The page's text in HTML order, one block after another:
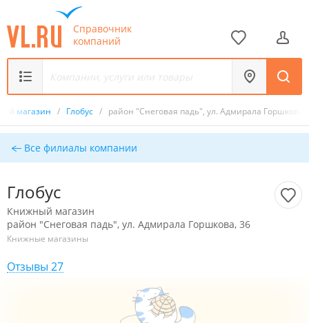
Справочник
компаний
магазин / Глобус / район "Снеговая падь", ул. Адмирала Горшкова,
Все филиалы компании
Глобус
Книжный магазин
район "Снеговая падь", ул. Адмирала Горшкова, 36
Книжные магазины
Отзывы 27